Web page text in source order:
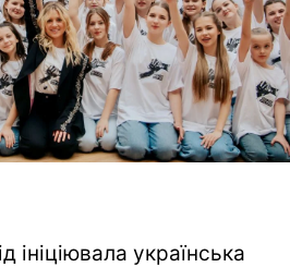
ініціювала українська